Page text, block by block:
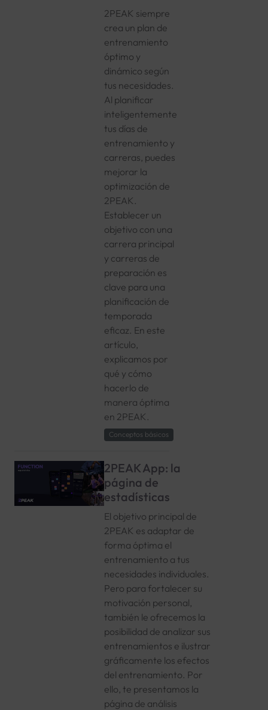
2PEAK siempre
crea un plan de
entrenamiento
óptimo y
dinámico según
tus necesidades.
Al planificar
inteligentemente
tus días de
entrenamiento y
carreras, puedes
mejorar la
optimización de
2PEAK.
Establecer un
objetivo con una
carrera principal
y carreras de
preparación es
clave para una
planificación de
temporada
eficaz. En este
artículo,
explicamos por
qué y cómo
hacerlo de
manera óptima
en 2PEAK.
Conceptos básicos
2PEAK App: la
página de
estadísticas
El objetivo principal de
2PEAK es adaptar de
forma óptima el
entrenamiento a tus
necesidades individuales.
Pero para fortalecer su
motivación personal,
también le ofrecemos la
posibilidad de analizar sus
entrenamientos e ilustrar
gráficamente los efectos
del entrenamiento. Por
ello, te presentamos la
página de análisis